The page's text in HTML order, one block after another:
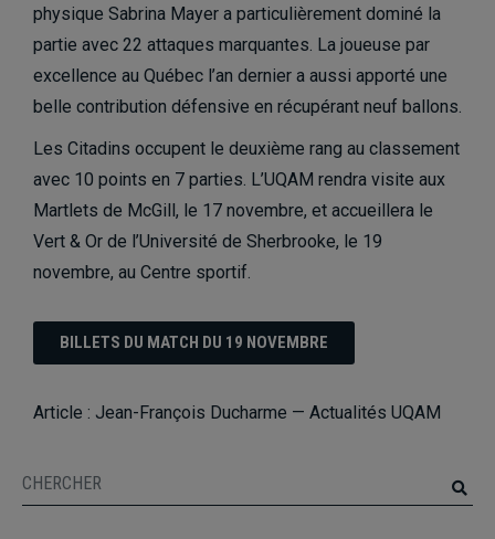
physique Sabrina Mayer a particulièrement dominé la
partie avec 22 attaques marquantes. La joueuse par
excellence au Québec l’an dernier a aussi apporté une
belle contribution défensive en récupérant neuf ballons.
Les Citadins occupent le deuxième rang au classement
avec 10 points en 7 parties. L’UQAM rendra visite aux
Martlets de McGill, le 17 novembre, et accueillera le
Vert & Or de l’Université de Sherbrooke, le 19
novembre, au Centre sportif.
BILLETS DU MATCH DU 19 NOVEMBRE
Article : Jean-François Ducharme — Actualités UQAM